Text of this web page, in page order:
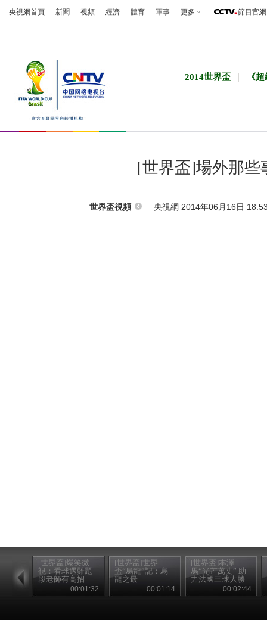
央視網首頁 新聞 視頻 經濟 體育 軍事 更多 節目官網
2014世界盃 《
[世界盃]場外那些
世界盃視頻 央視網 2014年06月16日
[世界盃]爆笑微
視：看球遇難題
段老師有高招
00:01:32
[世界盃]世界
盃“烏龍”記：烏
龍之最
00:01:14
[世界盃]本澤
馬“光芒萬丈” 助
力法國三球大勝
00:02:44